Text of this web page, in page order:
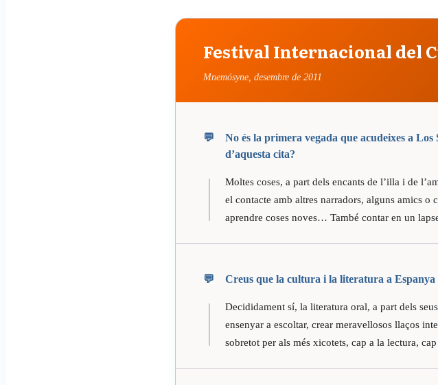
Festival Internacional del
Mnemósyne, desembre de 2011
No és la primera vegada que acudeixes a
d’aquesta cita?
Moltes coses, a part dels encants de l’illa i de
el contacte amb altres narradors, alguns amics o
aprendre coses noves… També contar en un
Creus que la cultura i la literatura a Espanya
Decididament sí, la literatura oral, a part dels
ensenyar a escoltar, crear meravellosos llaços
sobretot per als més xicotets, cap a la lectura,